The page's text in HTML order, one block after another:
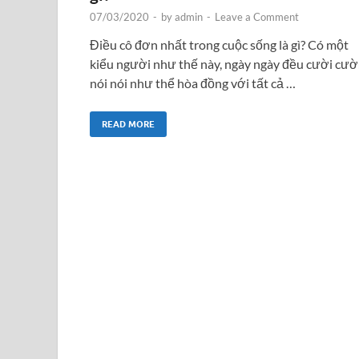
07/03/2020 - byadmin - Leave a Comment
Điều cô đơn nhất trong cuộc sống là gì? Có một
kiểu người như thế này, ngày ngày đều cười
nói nói như thể hòa đồng với tất cả …
READ MORE